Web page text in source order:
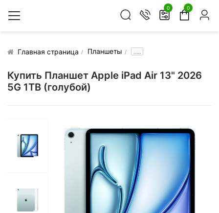
0 0
Главная страница Планшеты .....
Купить Планшет Apple iPad Air 13" 2026
5G 1TB (голубой)